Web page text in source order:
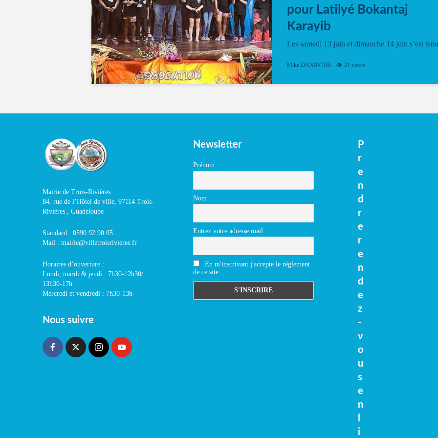
pour Latilyé Bokantaj
Karayib
Les samedi 13 juin et dimanche 14 juin s’est tenu
vibrant à Pierrot Narouman, organisé par
spectacle de fin d’année, présenté à la salle...
Mike DANINTHE 21 views
Mairie de Trois-Rivières
84, rue de l’Hôtel de ville, 97114 Trois-
Rivières , Guadeloupe
Standard : 0590 92 90 05
Mail : mairie@villetroisrivieres.fr
Horaires d’ouverture :
Lundi, mardi & jeudi : 7h30-12h30/
13h30-17h
Mercredi et vendredi : 7h30-13h
Nous suivre
Newsletter
Prénom
Nom
Entrez votre adresse mail
En m'inscrivant j'accepte le réglement
de ce site
P
r
e
n
d
r
e
r
e
n
d
e
z
-
v
o
u
s
e
n
i